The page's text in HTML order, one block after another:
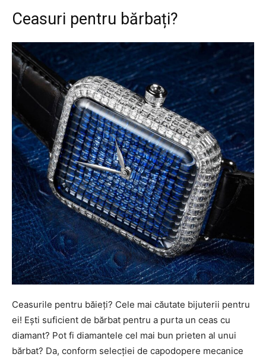
Ceasuri pentru bărbați?
Ceasurile pentru băieți? Cele mai căutate bijuterii pentru
ei! Ești suficient de bărbat pentru a purta un ceas cu
diamant? Pot fi diamantele cel mai bun prieten al unui
bărbat? Da, conform selecției de capodopere mecanice